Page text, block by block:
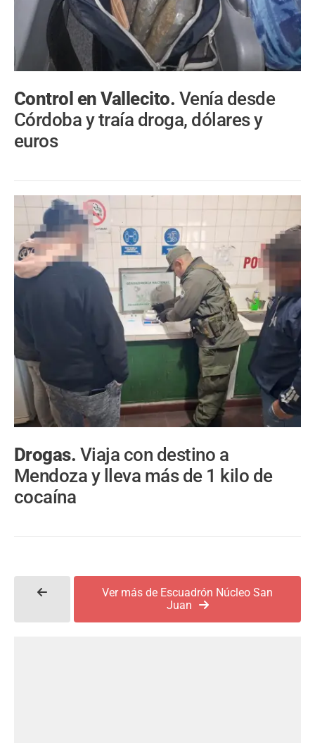
Control en Vallecito. Venía desde
Córdoba y traía droga, dólares y
euros
Drogas. Viaja con destino a
Mendoza y lleva más de 1 kilo de
cocaína
Ver más de Escuadrón Núcleo San
Juan